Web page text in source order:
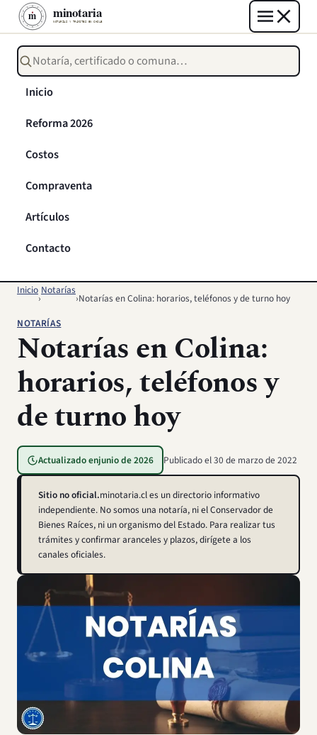
Buscar notarías, certificados o trámites
Inicio
Reforma 2026
Costos
Compraventa
Artículos
Contacto
Inicio
›
Notarías
›Notarías en Colina: horarios, teléfonos y de turno hoy
NOTARÍAS
Notarías en Colina:
horarios, teléfonos y
de turno hoy
Actualizado enjunio de 2026 Publicado el30 de marzo de 2022
Sitio no oficial.minotaria.cl es un directorio informativo
independiente. No somos una notaría, ni el Conservador de
Bienes Raíces, ni un organismo del Estado. Para realizar tus
trámites y confirmar aranceles y plazos, dirígete a los
canales oficiales.